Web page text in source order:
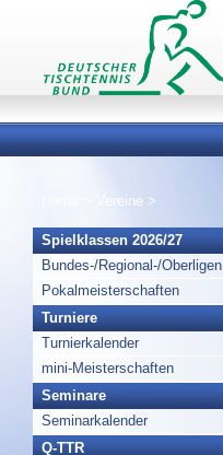
Vereine >
Spielklassen 2026/27
Bundes-/Regional-/Oberligen
Pokalmeisterschaften
Turniere
Turnierkalender
mini-Meisterschaften
Seminare
Seminarkalender
Q-TTR